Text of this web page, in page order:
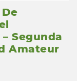
Segunda
Amateur